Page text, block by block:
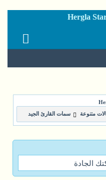
متنوعة سمات القارئ الجيد
الجادة